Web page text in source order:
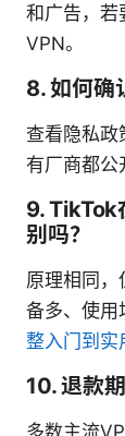
和广告，若
VPN。
8. 如何确
查看隐私政
有厂商都公
9. TikTok
别吗？
原理相同，
备多、使用
整入门到实
10. 退款
多数主流